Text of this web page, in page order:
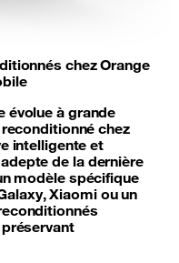
chez Orange
évolue à grande
chez
intelligente et
de la dernière
modèle spécifique
Xiaomi ou un